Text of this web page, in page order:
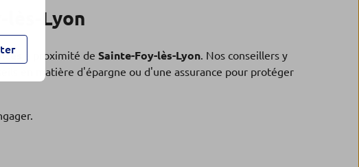
lès-Lyon
à proximité de Sainte-Foy-lès-Lyon. Nos conseillers y
en matière d'épargne ou d'une assurance pour protéger